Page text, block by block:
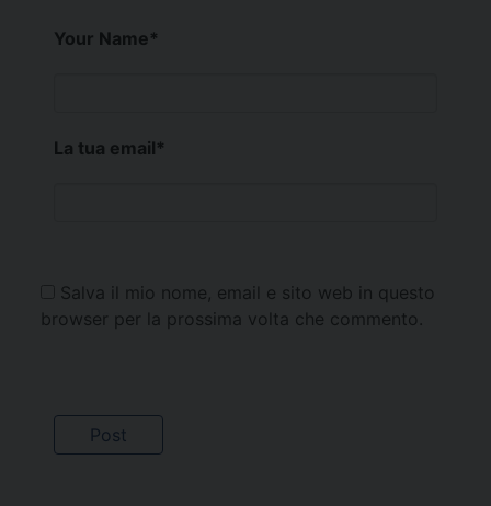
Your Name*
La tua email*
Salva il mio nome, email e sito web in questo
browser per la prossima volta che commento.